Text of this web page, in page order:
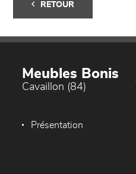
RETOUR
Meubles Bonis
Cavaillon (84)
Présentation